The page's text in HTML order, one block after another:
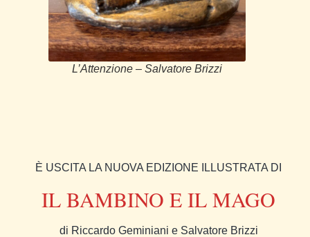
L’Attenzione – Salvatore Brizzi
È USCITA LA NUOVA EDIZIONE ILLUSTRATA DI
IL BAMBINO E IL MAGO
di Riccardo Geminiani e Salvatore Brizzi